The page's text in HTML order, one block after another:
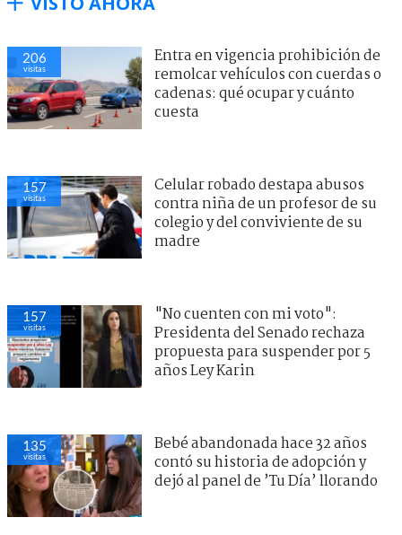
206
visitas
Entra en vigencia prohibición de
remolcar vehículos con cuerdas o
cadenas: qué ocupar y cuánto
cuesta
157
visitas
Celular robado destapa abusos
contra niña de un profesor de su
colegio y del conviviente de su
madre
157
visitas
"No cuenten con mi voto":
Presidenta del Senado rechaza
propuesta para suspender por 5
años Ley Karin
135
visitas
Bebé abandonada hace 32 años
contó su historia de adopción y
dejó al panel de ’Tu Día’ llorando